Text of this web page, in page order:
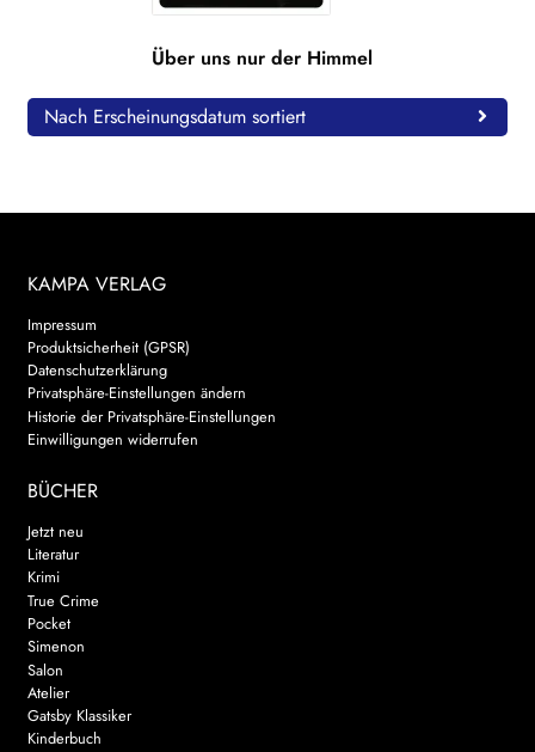
Search:
Über uns nur der Himmel
Nach Erscheinungsdatum sortiert
KAMPA VERLAG
Impressum
Produktsicherheit (GPSR)
Datenschutzerklärung
Privatsphäre-Einstellungen ändern
Historie der Privatsphäre-Einstellungen
Einwilligungen widerrufen
BÜCHER
Jetzt neu
Literatur
Krimi
True Crime
Pocket
Simenon
Salon
Atelier
Gatsby Klassiker
Kinderbuch